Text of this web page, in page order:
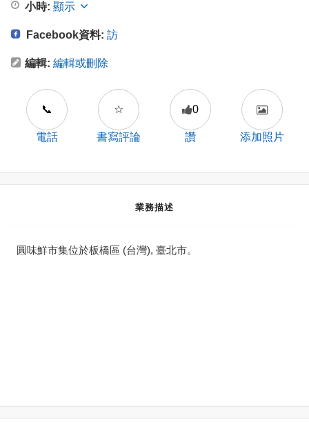
小時: 顯示
Facebook資料: 訪
編輯: 編輯或刪除
📞
電話
☆
書寫評論
0
讚 添加照片
業務描述
圓味鮮市集位於板橋區 (台灣), 臺北市。